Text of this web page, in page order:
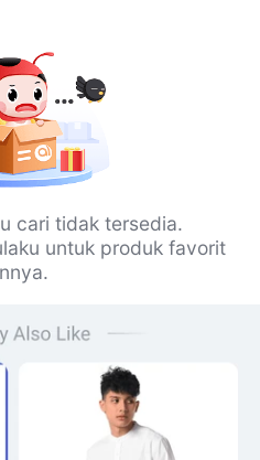
cari tidak tersedia.
untuk produk favorit